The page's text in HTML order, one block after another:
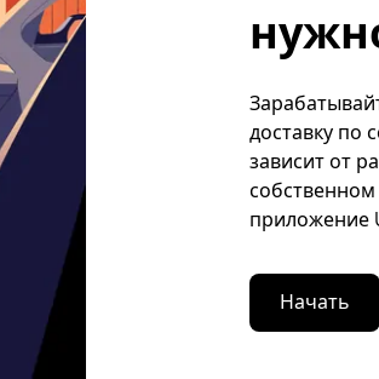
доставку по
зависит от
приложение
Начать